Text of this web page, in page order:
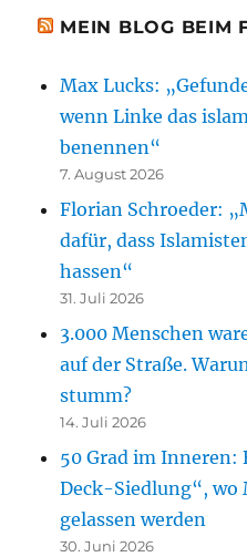
MEIN BLOG BEIM
Max Lucks:
wenn Linke das
benennen“
7. August 2026
Florian Schroeder:
dafür, dass
hassen“
31. Juli 2026
3.000 Menschen
auf der Straße.
stumm?
14. Juli 2026
50 Grad im Inneren:
Deck-Siedlung“, wo
gelassen werden
30. Juni 2026